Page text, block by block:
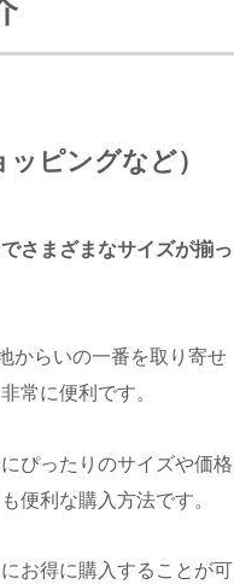
ピングなど）
さまざまなサイズが揃っ
からいの一番を取り寄せ
常に便利です。
ぴったりのサイズや価格
便利な購入方法です。
お得に購入することが可